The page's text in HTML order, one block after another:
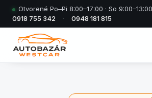
Otvorené Po–Pi 8:00–17:00 · So 9:00–13:00
0918 755 342
· 0948 181 815